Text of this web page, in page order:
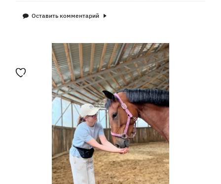
Оставить комментарий